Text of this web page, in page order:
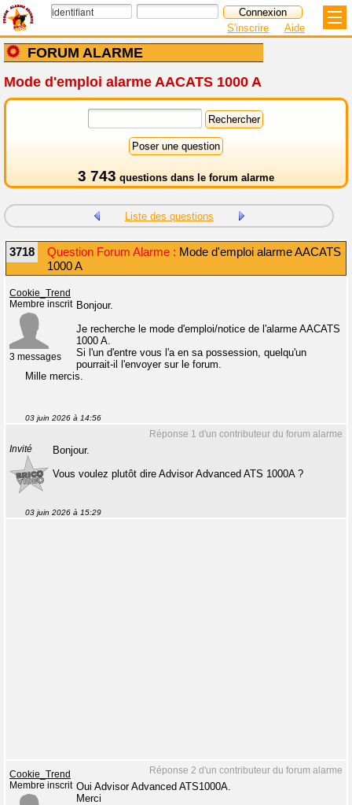
FORUM ALARME
S'inscrire Aide
Mode d'emploi alarme AACATS 1000 A
3 743 questions dans le forum alarme
Liste des questions
3718 Question Forum Alarme : Mode d'emploi alarme AACATS
1000 A
Cookie_Trend
Membre inscrit
3 messages
Bonjour.
Je recherche le mode d'emploi/notice de l'alarme AACATS
1000 A.
Si l'un d'entre vous l'a en sa possession, quelqu'un
pourrait-il l'envoyer sur le forum.
Mille mercis.
03 juin 2026 à 14:56
Réponse 1 d'un contributeur du forum alarme
Invité
Bonjour.
Vous voulez plutôt dire Advisor Advanced ATS 1000A ?
03 juin 2026 à 15:29
Réponse 2 d'un contributeur du forum alarme
Cookie_Trend
Membre inscrit Oui Advisor Advanced ATS1000A.
Merci